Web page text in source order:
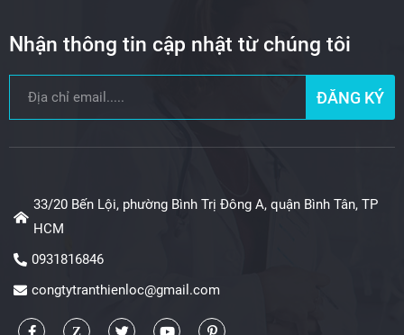
Nhận thông tin cập nhật từ chúng tôi
ĐĂNG KÝ
33/20 Bến Lội, phường Bình Trị Đông A, quận Bình Tân, TP
HCM
0931816846
congtytranthienloc@gmail.com